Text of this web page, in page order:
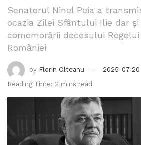
Senatorul Ninel Peia a
ocazia Zilei Sfântului Ilie dar și
comemorării decesului
României
by Florin Olteanu
2025-07-20
Reading Time: 2 mins read